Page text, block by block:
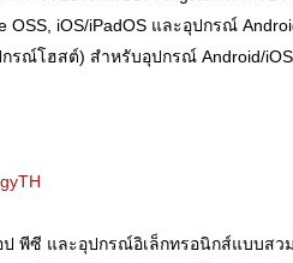
OSS, iOS/iPadOS และอุปกรณ์
ณ์โฮสต์) สำหรับอุปกรณ์ Android/
ซี และอุปกรณ์อิเล็กทรอนิกส์แบบสวม